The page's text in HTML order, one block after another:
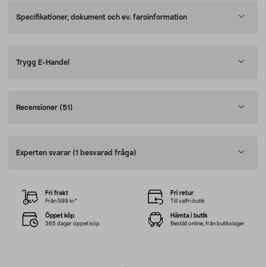
Specifikationer, dokument och ev. faroinformation
Trygg E-Handel
Recensioner (51)
Experten svarar (1 besvarad fråga)
Fri frakt
Från 599 kr*
Fri retur
Till valfri butik
Öppet köp
365 dagar öppet köp
Hämta i butik
Beställ online, från butikslager